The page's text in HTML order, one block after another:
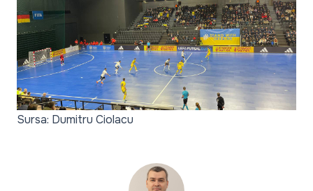
Sursa: Dumitru Ciolacu